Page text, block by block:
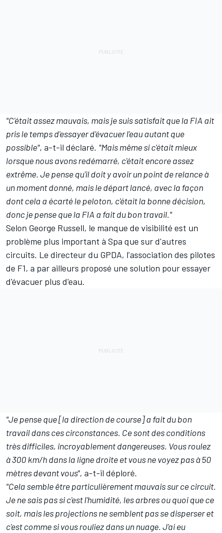
"C'était assez mauvais, mais je suis satisfait que la FIA ait
pris le temps d'essayer d'évacuer l'eau autant que
possible", a-t-il déclaré. "Mais même si c'était mieux
lorsque nous avons redémarré, c'était encore assez
extrême. Je pense qu'il doit y avoir un point de relance à
un moment donné, mais le départ lancé, avec la façon
dont cela a écarté le peloton, c'était la bonne décision,
donc je pense que la FIA a fait du bon travail."
Selon George Russell, le manque de visibilité est un
problème plus important à Spa que sur d'autres
circuits. Le directeur du GPDA, l'association des pilotes
de F1, a par ailleurs proposé une solution pour essayer
d'évacuer plus d'eau.
"Je pense que [la direction de course] a fait du bon
travail dans ces circonstances. Ce sont des conditions
très difficiles, incroyablement dangereuses. Vous roulez
à 300 km/h dans la ligne droite et vous ne voyez pas à 50
mètres devant vous", a-t-il déploré.
"Cela semble être particulièrement mauvais sur ce circuit.
Je ne sais pas si c'est l'humidité, les arbres ou quoi que ce
soit, mais les projections ne semblent pas se disperser et
c'est comme si vous rouliez dans un nuage. J'ai eu